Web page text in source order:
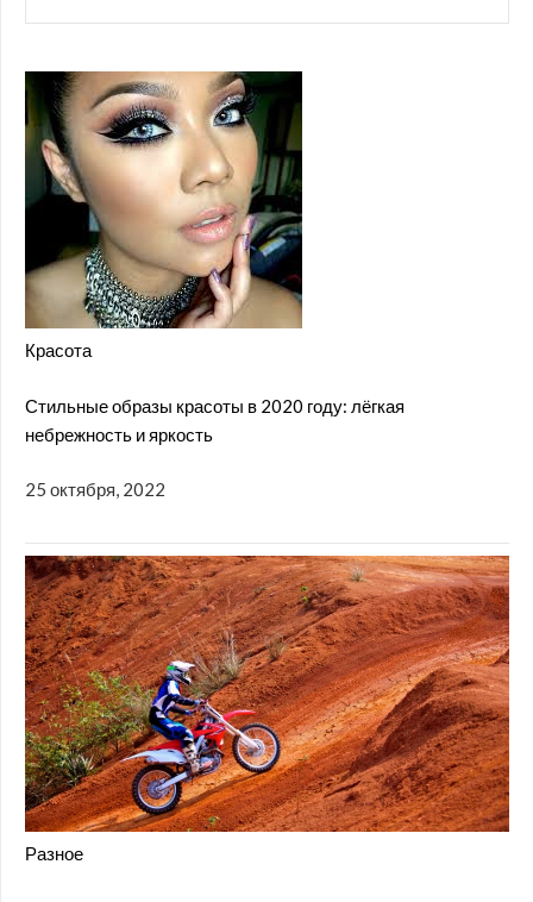
Красота
Стильные образы красоты в 2020 году: лёгкая
небрежность и яркость
25 октября, 2022
Разное